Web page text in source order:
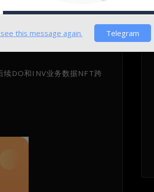
溯反馈及应急处理设计，为
以太坊测试链以及光谱测试
续DO和INV业务数据NFT跨
this message again. Telegram